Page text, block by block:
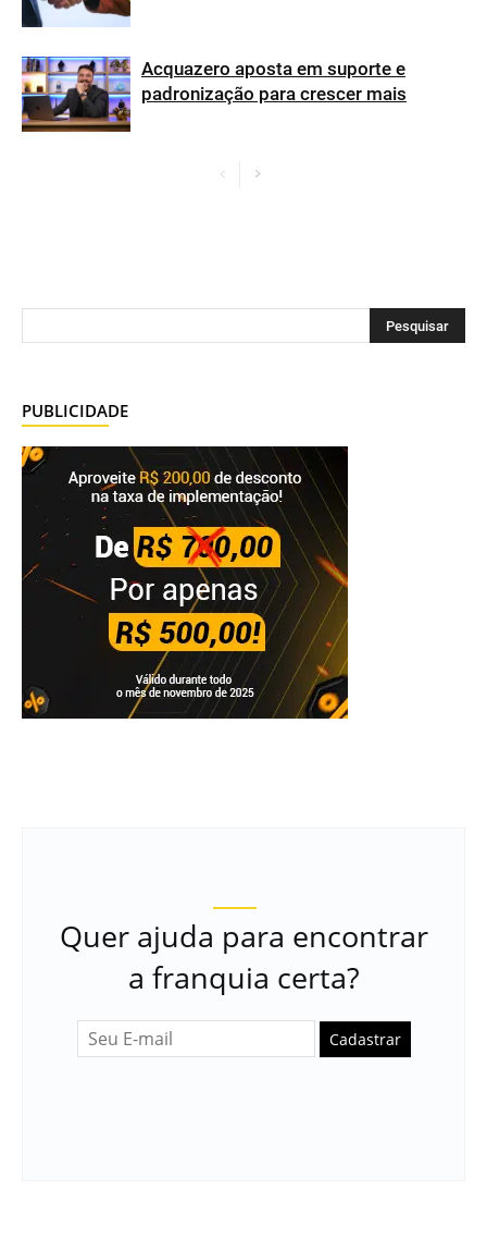
Acquazero aposta em suporte e
padronização para crescer mais
PUBLICIDADE
Quer ajuda para encontrar
a franquia certa?
Cadastrar